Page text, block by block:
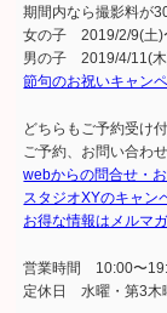
期間内なら撮影料が
女の子 2019/2/9(土)
男の子 2019/4/11(
節句のお祝いキャン
どちらもご予約受け
ご予約、お問い合わ
webからの問合せ・
スタジオXYのキャン
お得な情報はメルマ
営業時間 10:00〜
定休日 水曜・第3木